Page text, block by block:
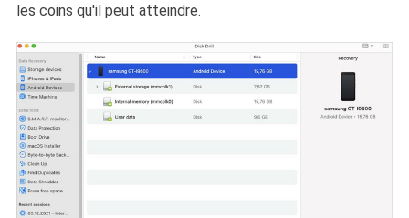
les coins qu'il peut atteindre.